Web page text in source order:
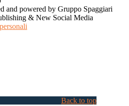
and powered by Gruppo Spaggiari
& New Social Media
Back to top